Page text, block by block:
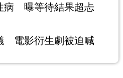
病 曝等待結果超忐
電影衍生劇被迫喊